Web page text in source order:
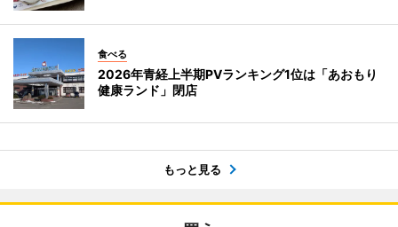
食べる
2026年青経上半期PVランキング1位は「あおもり
健康ランド」閉店
もっと見る